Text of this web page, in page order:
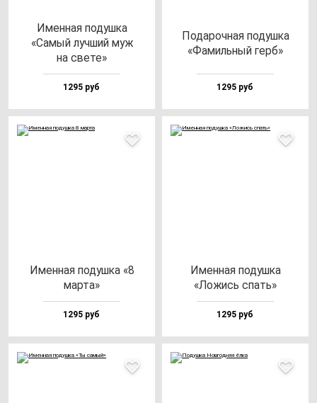
Имен­ная по­душ­ка
«Самый луч­ший муж
на све­те»
1295 руб
Пода­роч­ная по­душ­ка
«Фамиль­ный герб»
1295 руб
Имен­ная по­душ­ка «8
мар­та»
1295 руб
Имен­ная по­душ­ка
«Ложись спать»
1295 руб